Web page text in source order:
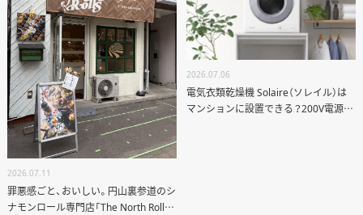
ANATA.
EVENT
WORKS
ABOUT US
RECRUIT
2026.07.11
罪悪感ごと、おいしい。円山裏参道のシ
ナモンロール専門店「The North Rolls」
2026.07.06
電気衣類乾燥機 Solaire（ソレイル）は
マンションに設置できる？200V電源・